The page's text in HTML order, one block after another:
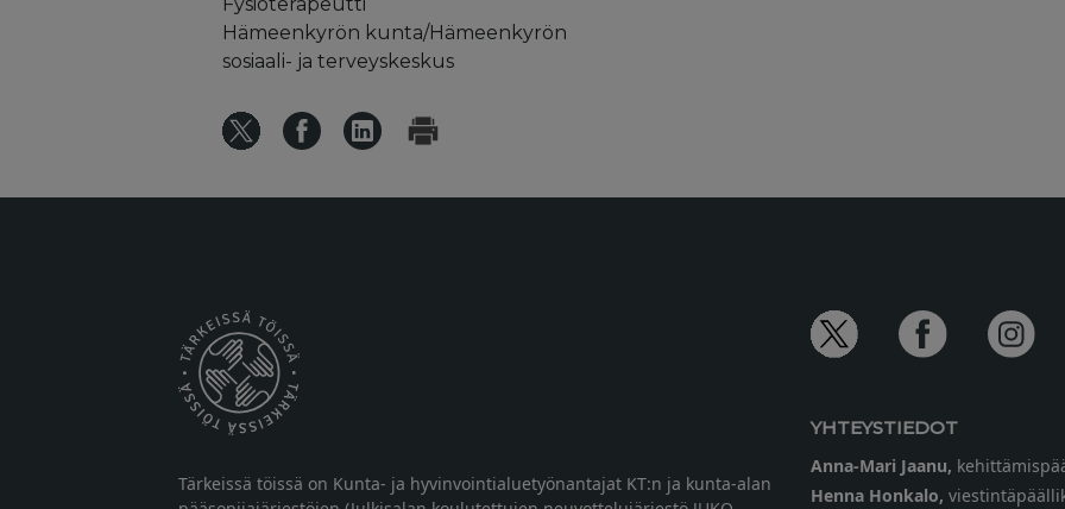
Hämeenkyrön kunta/Hämeenkyrön
sosiaali- ja terveyskeskus
Tärkeissä töissä on Kunta- ja hyvinvointialuetyönantajat KT:n ja kunta-alan
YHTEYSTIEDOT
Anna-Mari Jaanu,
Henna Honkalo,